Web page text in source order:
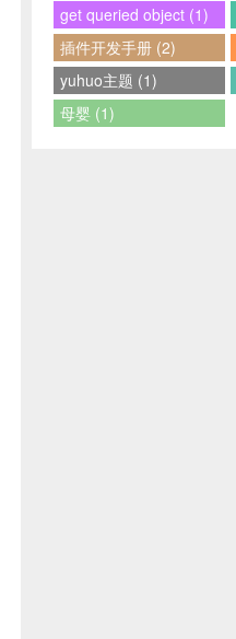
get queried object (1)
插件开发手册 (2)
yuhuo主题 (1)
母婴 (1)